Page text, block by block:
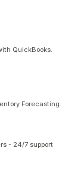
QuickBooks.
Forecasting.
- 24/7 support